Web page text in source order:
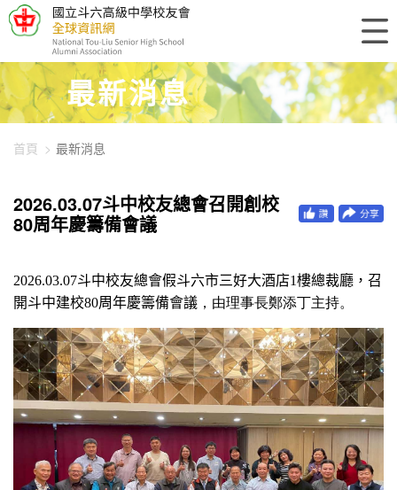
448-1206
最新消息
首頁 最新消息
2026.03.07斗中校友總會召開創校
80周年慶籌備會議
2026.03.07斗中校友總會假斗六市三好大酒店1樓總裁廳，召
開斗中建校80周年慶籌備會議 ，由理事長鄭添丁主持。